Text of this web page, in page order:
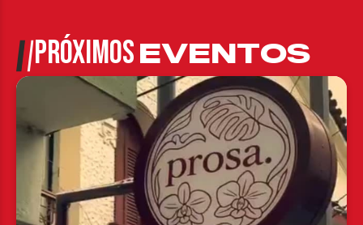
PRÓXIMOSEVENTOS